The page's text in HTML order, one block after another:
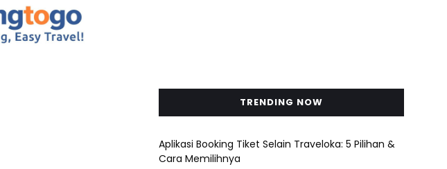
TRENDING NOW
Aplikasi Booking Tiket Selain Traveloka: 5 Pilihan &
Cara Memilihnya